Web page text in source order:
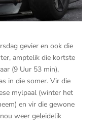
gevier en ook die
amptelik die kortste
(9 Uur 53 min),
in die somer. Vir die
mylpaal (winter het
en vir die gewone
weer geleidelik